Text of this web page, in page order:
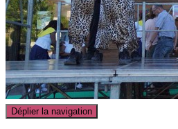
Déplier la navigation